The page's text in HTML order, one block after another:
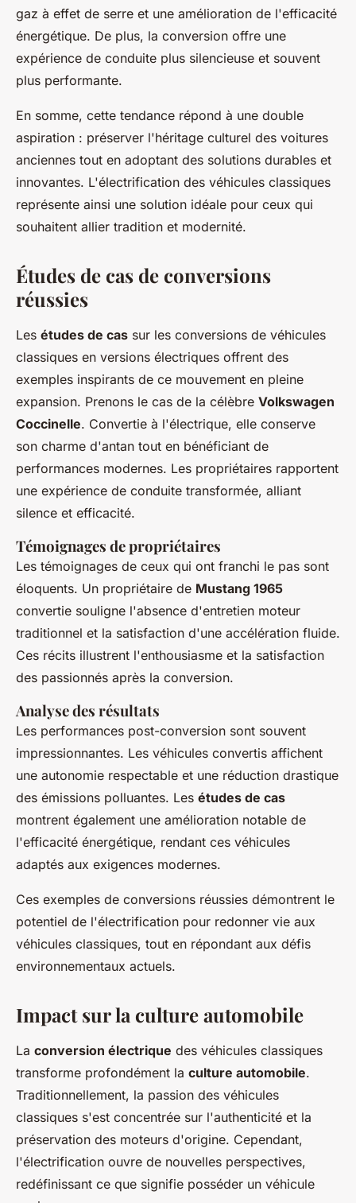
gaz à effet de serre et une amélioration de l'efficacité
énergétique. De plus, la conversion offre une
expérience de conduite plus silencieuse et souvent
plus performante.
En somme, cette tendance répond à une double
aspiration : préserver l'héritage culturel des voitures
anciennes tout en adoptant des solutions durables et
innovantes. L'électrification des véhicules classiques
représente ainsi une solution idéale pour ceux qui
souhaitent allier tradition et modernité.
Études de cas de conversions
réussies
Les études de cas sur les conversions de véhicules
classiques en versions électriques offrent des
exemples inspirants de ce mouvement en pleine
expansion. Prenons le cas de la célèbre Volkswagen
Coccinelle. Convertie à l'électrique, elle conserve
son charme d'antan tout en bénéficiant de
performances modernes. Les propriétaires rapportent
une expérience de conduite transformée, alliant
silence et efficacité.
Témoignages de propriétaires
Les témoignages de ceux qui ont franchi le pas sont
éloquents. Un propriétaire de Mustang 1965
convertie souligne l'absence d'entretien moteur
traditionnel et la satisfaction d'une accélération fluide.
Ces récits illustrent l'enthousiasme et la satisfaction
des passionnés après la conversion.
Analyse des résultats
Les performances post-conversion sont souvent
impressionnantes. Les véhicules convertis affichent
une autonomie respectable et une réduction drastique
des émissions polluantes. Les études de cas
montrent également une amélioration notable de
l'efficacité énergétique, rendant ces véhicules
adaptés aux exigences modernes.
Ces exemples de conversions réussies démontrent le
potentiel de l'électrification pour redonner vie aux
véhicules classiques, tout en répondant aux défis
environnementaux actuels.
Impact sur la culture automobile
La conversion électrique des véhicules classiques
transforme profondément la culture automobile.
Traditionnellement, la passion des véhicules
classiques s'est concentrée sur l'authenticité et la
préservation des moteurs d'origine. Cependant,
l'électrification ouvre de nouvelles perspectives,
redéfinissant ce que signifie posséder un véhicule